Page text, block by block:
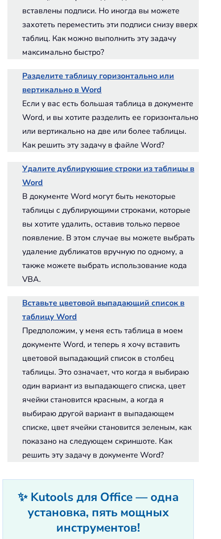
вставлены подписи. Но иногда вы можете
захотеть переместить эти подписи снизу вверх
таблиц. Как можно выполнить эту задачу
максимально быстро?
Разделите таблицу горизонтально или
вертикально в Word
Если у вас есть большая таблица в документе
Word, и вы хотите разделить ее горизонтально
или вертикально на две или более таблицы.
Как решить эту задачу в файле Word?
Удалите дублирующие строки из таблицы в
Word
В документе Word могут быть некоторые
таблицы с дублирующими строками, которые
вы хотите удалить, оставив только первое
появление. В этом случае вы можете выбрать
удаление дубликатов вручную по одному, а
также можете выбрать использование кода
VBA.
Вставьте цветовой выпадающий список в
таблицу Word
Предположим, у меня есть таблица в моем
документе Word, и теперь я хочу вставить
цветовой выпадающий список в столбец
таблицы. Это означает, что когда я выбираю
один вариант из выпадающего списка, цвет
ячейки становится красным, а когда я
выбираю другой вариант в выпадающем
списке, цвет ячейки становится зеленым, как
показано на следующем скриншоте. Как
решить эту задачу в документе Word?
✨ Kutools для Office — одна
установка, пять мощных
инструментов!